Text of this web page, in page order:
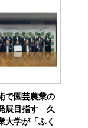
で園芸農業の
展目指す 久
大学が「ふく